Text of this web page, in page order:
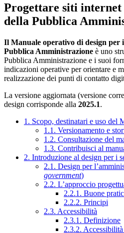
Progettare siti
della Pubblica
Il Manuale operativo di design per
Pubblica Amministrazione è uno
Pubblica Amministrazione e i suoi
indicazioni operative per orientare e
realizzazione dei punti di contatto
La versione aggiornata (versione
design corrisponde alla 2025.1.
1. Scopo, destinatari e uso del
1.1. Versionamento e
1.2. Consultazione del
1.3. Contribuisci al
2. Introduzione al design per i
2.1. Design per
government)
2.2. L’approccio
2.2.1. Buone
2.2.2. Principi
2.3. Accessibilità
2.3.1. Definizione
2.3.2.